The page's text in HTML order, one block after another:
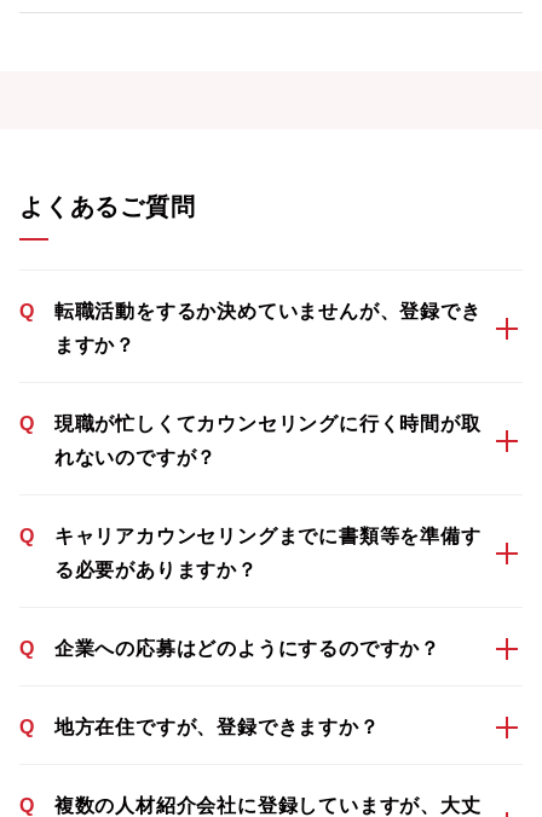
よくあるご質問
Q
転職活動をするか決めていませんが、登録でき
ますか？
Q
現職が忙しくてカウンセリングに行く時間が取
れないのですが？
Q
キャリアカウンセリングまでに書類等を準備す
る必要がありますか？
Q 企業への応募はどのようにするのですか？
Q 地方在住ですが、登録できますか？
Q
複数の人材紹介会社に登録していますが、大丈